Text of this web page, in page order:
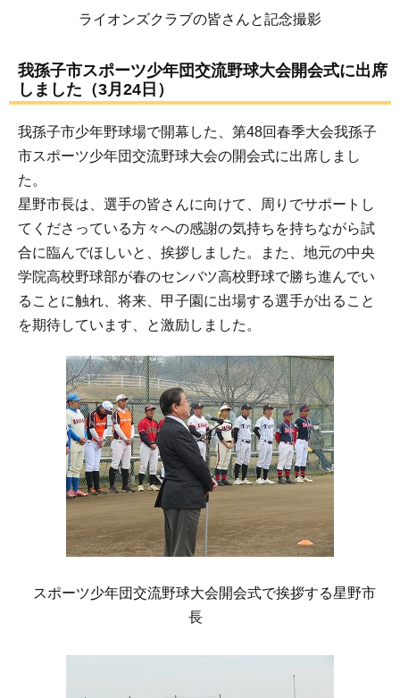
ライオンズクラブの皆さんと記念撮影
我孫子市スポーツ少年団交流野球大会開会式に出席
しました（3月24日）
我孫子市少年野球場で開幕した、第48回春季大会我孫子
市スポーツ少年団交流野球大会の開会式に出席しまし
た。
星野市長は、選手の皆さんに向けて、周りでサポートし
てくださっている方々への感謝の気持ちを持ちながら試
合に臨んでほしいと、挨拶しました。また、地元の中央
学院高校野球部が春のセンバツ高校野球で勝ち進んでい
ることに触れ、将来、甲子園に出場する選手が出ること
を期待しています、と激励しました。
スポーツ少年団交流野球大会開会式で挨拶する星野市
長